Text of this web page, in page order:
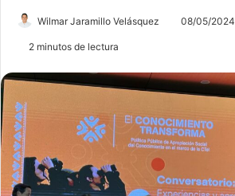
Wilmar Jaramillo Velásquez 08/05/2024
2 minutos de lectura